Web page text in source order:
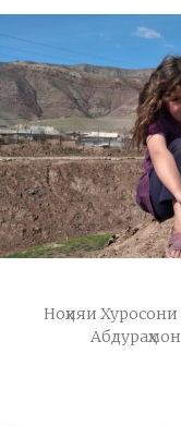
Ноҳияи Хуросони